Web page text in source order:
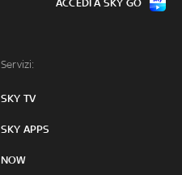
Servizi:
SKY TV
SKY APPS
NOW
ACCEDI A SKY GO